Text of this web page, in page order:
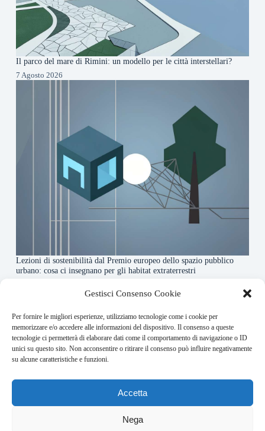
Gestisci Consenso Cookie
Per fornire le migliori esperienze, utilizziamo tecnologie come i cookie per
memorizzare e/o accedere alle informazioni del dispositivo. Il consenso a queste
tecnologie ci permetterà di elaborare dati come il comportamento di navigazione o ID
unici su questo sito. Non acconsentire o ritirare il consenso può influire negativamente
su alcune caratteristiche e funzioni.
Accetta
Nega
Il parco del mare di Rimini: un modello per le città interstellari?
7 Agosto 2026
Lezioni di sostenibilità dal Premio europeo dello spazio pubblico
urbano: cosa ci insegnano per gli habitat extraterrestri
About this website
Orbitare ogni giorno trova per te le notizie più rilevanti in
ambito space economy.
Address:
VIA USODIMARE 3 - 37138 - VERONA (VR)
redazione@bullet-network.com